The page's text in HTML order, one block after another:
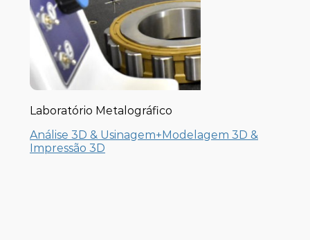
Laboratório Metalográfico
Análise 3D & Usinagem+Modelagem 3D &
Impressão 3D